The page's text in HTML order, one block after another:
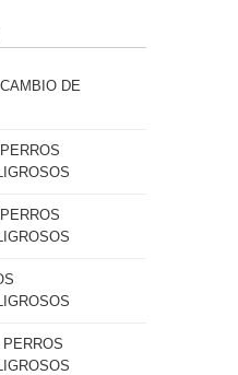
CAMBIO DE
PERROS
PERROS
PERROS